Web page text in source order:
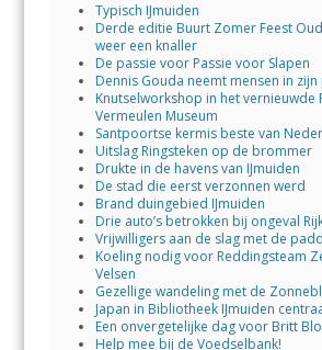
Typisch IJmuiden
Derde editie Buurt Zomer Feest
weer een knaller
De passie voor Passie voor Slapen
Dennis Gouda neemt mensen in zijn
Knutselworkshop in het vernieuwde
Vermeulen Museum
Santpoortse kermis beste van
Uitslag Ringsteken op de brommer
Drukte in de havens van IJmuiden
De stad die eerst verzonnen werd
Brand duingebied IJmuiden
Drie auto’s betrokken bij ongeval
Vrijwilligers aan de slag met de
Koeling nodig voor Reddingsteam
Velsen
Gezellige wandeling met de
Japan in Bibliotheek IJmuiden
Een onvergetelijke dag voor Britt
Help mee bij de Voedselbank!